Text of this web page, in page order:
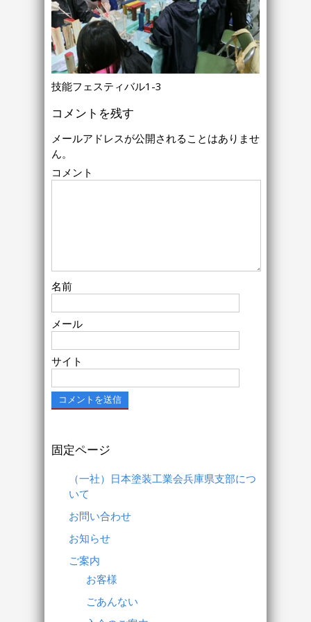
技能フェスティバル1-3
コメントを残す
メールアドレスが公開されることはありませ
ん。
コメント
名前
メール
サイト
固定ページ
（一社）日本塗装工業会兵庫県支部につ
いて
お問い合わせ
お知らせ
ご案内
お客様
ごあんない